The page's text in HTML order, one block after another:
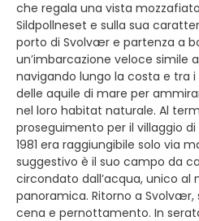
che regala una vista
Sildpollneset e sulla sua
porto di Svolvær e partenza a
un’imbarcazione veloce simile
navigando lungo la costa e tra
delle aquile di mare per
nel loro habitat naturale. Al
proseguimento per il villaggio
1981 era raggiungibile solo via
suggestivo è il suo campo da
circondato dall’acqua, unico al
panoramica. Ritorno a Svolvær,
cena e pernottamento. In